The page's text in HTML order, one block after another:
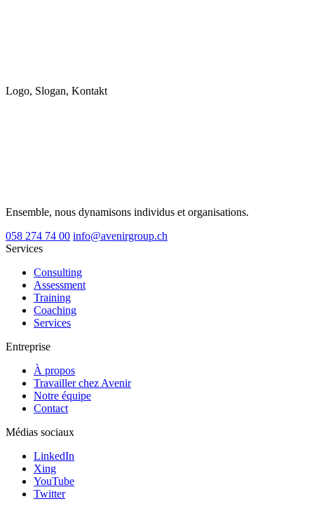
Logo, Slogan, Kontakt
Ensemble, nous dynamisons individus et organisations.
058 274 74 00 info@avenirgroup.ch
Services
Consulting
Assessment
Training
Coaching
Services
Entreprise
À propos
Travailler chez Avenir
Notre équipe
Contact
Médias sociaux
LinkedIn
Xing
YouTube
Twitter